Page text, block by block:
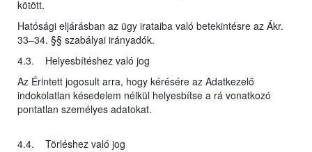
kötött.
Hatósági eljárásban az ügy irataiba való betekintésre az Ákr.
33–34. §§ szabályai irányadók.
4.3. Helyesbítéshez való jog
Az Érintett jogosult arra, hogy kérésére az Adatkezelő
indokolatlan késedelem nélkül helyesbítse a rá vonatkozó
pontatlan személyes adatokat.
4.4. Törléshez való jog